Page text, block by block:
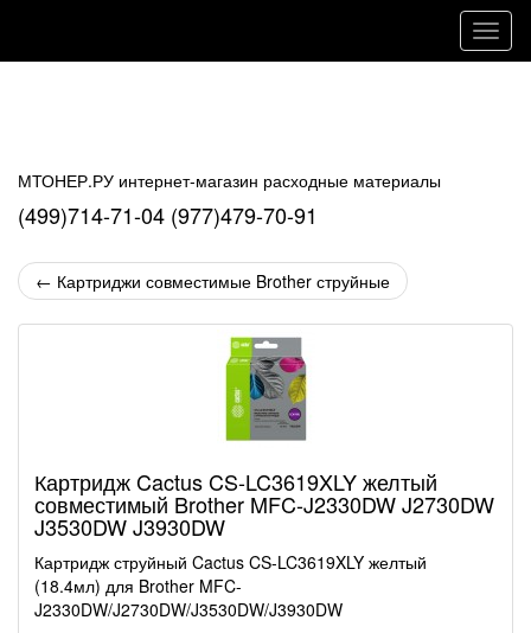
МТОНЕР.РУ интернет-магазин расходные материалы
(499)714-71-04 (977)479-70-91
← Картриджи совместимые Brother струйные
Картридж Cactus CS-LC3619XLY желтый
совместимый Brother MFC-J2330DW J2730DW
J3530DW J3930DW
Картридж струйный Cactus CS-LC3619XLY желтый
(18.4мл) для Brother MFC-
J2330DW/J2730DW/J3530DW/J3930DW